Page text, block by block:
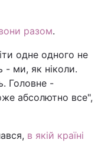
разом.
одне одного не
- ми, як ніколи.
Головне -
абсолютно все",
в якій країні